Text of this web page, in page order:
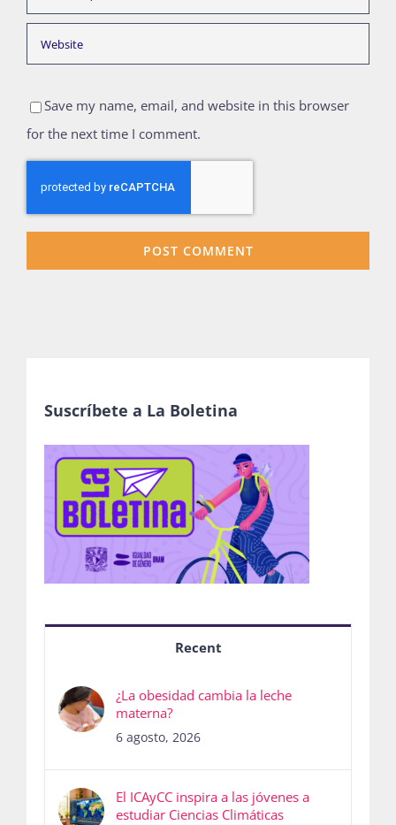
Save my name, email, and website in this browser
for the next time I comment.
Suscríbete a La Boletina
Recent
¿La obesidad cambia la leche
materna?
6 agosto, 2026
El ICAyCC inspira a las jóvenes a
estudiar Ciencias Climáticas